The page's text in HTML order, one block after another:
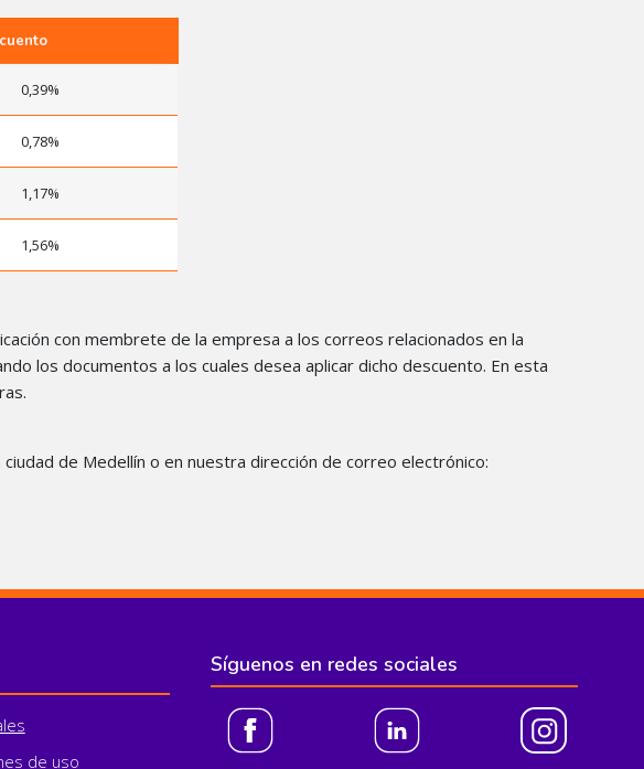
0,39%
0,78%
1,17%
1,56%
con membrete de la empresa a los correos relacionados en la
los documentos a los cuales desea aplicar dicho descuento. En esta
de Medellín o en nuestra dirección de correo electrónico:
de uso
Síguenos en redes sociales